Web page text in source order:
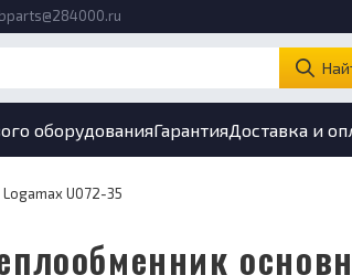
оборудованияГарантияДоставка и
U072-35